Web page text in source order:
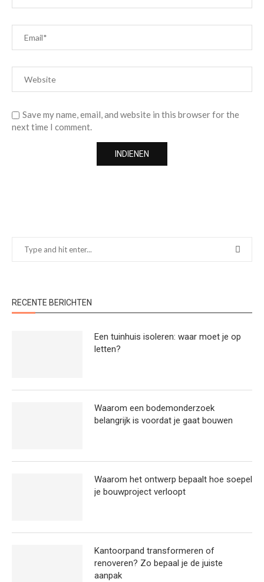
Save my name, email, and website in this browser for the
next time I comment.
RECENTE BERICHTEN
Een tuinhuis isoleren: waar moet je op
letten?
Waarom een bodemonderzoek
belangrijk is voordat je gaat bouwen
Waarom het ontwerp bepaalt hoe soepel
je bouwproject verloopt
Kantoorpand transformeren of
renoveren? Zo bepaal je de juiste
aanpak